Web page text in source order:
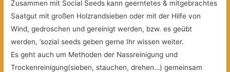
Zusammen mit Social Seeds kann geerntetes & mitgebrachtes
Saatgut mit großen Holzrandsieben oder mit der Hilfe von
Wind, gedroschen und gereinigt werden, bzw. es geübt
werden, ’sozial seeds geben gerne Ihr wissen weiter.
Es geht auch um Methoden der Nassreinigung und
Trockenreinigung(sieben, stauchen, drehen…) gemeinsam